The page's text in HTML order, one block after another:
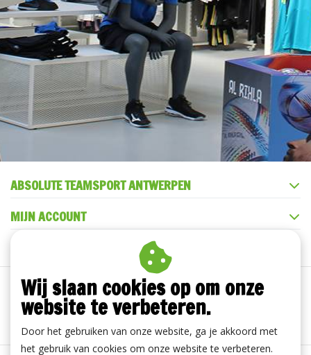
ABSOLUTE TEAMSPORT ANTWERPEN
MIJN ACCOUNT
Wij slaan cookies op om onze
website te verbeteren.
Door het gebruiken van onze website, ga je akkoord met
het gebruik van cookies om onze website te verbeteren.